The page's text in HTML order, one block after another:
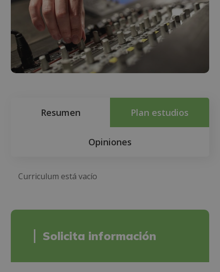
Resumen Plan estudios
Opiniones
Curriculum está vacío
Solicita información